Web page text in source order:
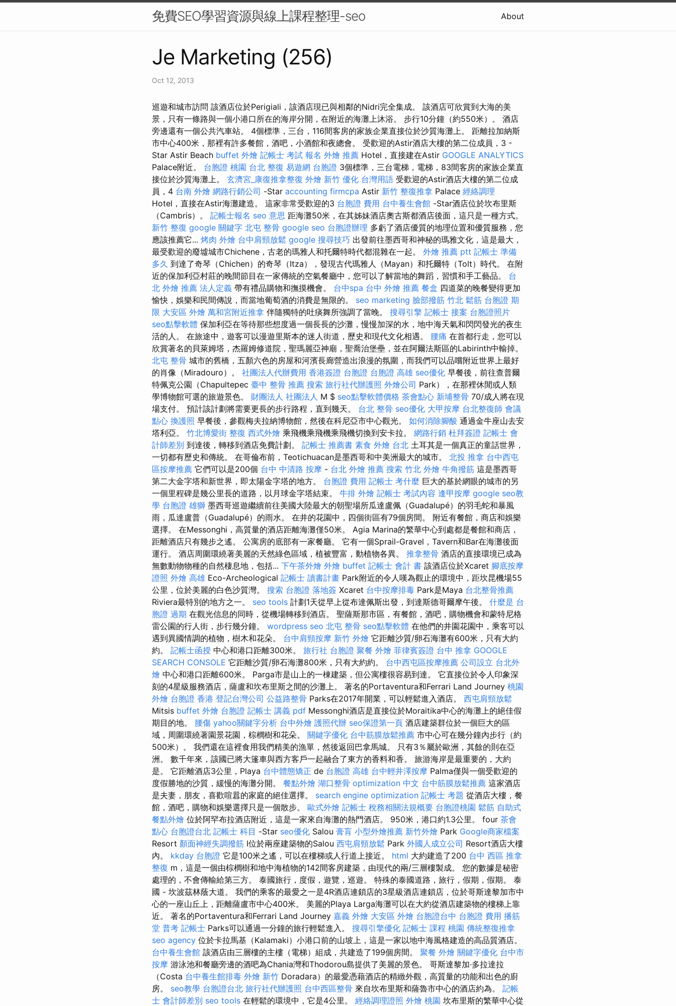
免費SEO學習資源與線上課程整理-seo About
Je Marketing (256)
Oct 12, 2013
巡遊和城市訪問 該酒店位於Perigiali，該酒店現已與相鄰的Nidri完全集成。 該酒店可欣賞到大海的美
景，只有一條路與一個小港口所在的海岸分開，在附近的海灘上沐浴。 步行10分鐘（約550米）。 酒店
旁邊還有一個公共汽車站。 4個標準，三台，116間客房的家族企業直接位於沙質海灘上。 距離拉加納斯
市中心400米，那裡有許多餐館，酒吧，小酒館和夜總會。 受歡迎的Astir酒店大樓的第二位成員，3 -
Star Astir Beach buffet 外燴 記帳士 考試 報名 外燴 推薦 Hotel，直接建在Astir GOOGLE ANALYTICS
Palace附近。 台胞證 桃園 台北 整復 易遊網 台胞證 3個標準，三台電梯，電梯，83間客房的家族企業直
接位於沙質海灘上。 玄濟宮_康復推拿整復 外燴 新竹 優化 台灣用語 受歡迎的Astir酒店大樓的第二位成
員，4 台南 外燴 網路行銷公司 -Star accounting firmcpa Astir 新竹 整復推拿 Palace 經絡調理
Hotel，直接在Astir海灘建造。 這家非常受歡迎的3 台胞證 費用 台中養生會館 -Star酒店位於坎布里斯
（Cambris）。 記帳士報名 seo 意思 距海灘50米，在其姊妹酒店奧古斯都酒店後面，這只是一種方式。
新竹 整復 google 關鍵字 北屯 整骨 google seo 台胞證辦理 多虧了酒店優質的地理位置和優質服務，您
應該推薦它... 烤肉 外燴 台中肩頸放鬆 google 搜尋技巧 出發前往墨西哥和神秘的瑪雅文化，這是最大，
最受歡迎的廢墟城市Chichene，古老的瑪雅人和托爾特時代都混雜在一起。 外燴 推薦 ptt 記帳士 準備
多久 到達了奇琴（Chichen）的奇琴（Itza），發現古代瑪雅人（Mayan）和托爾特（Tolt）時代。 在附
近的保加利亞村莊的晚間節目在一家傳統的空氣餐廳中，您可以了解當地的舞蹈，習慣和手工藝品。 台
北 外燴 推薦 法人定義 帶有禮品購物和撫摸機會。 台中spa 台中 外燴 推薦 餐盒 四道菜的晚餐變得更加
愉快，娛樂和民間傳說，而當地葡萄酒的消費是無限的。 seo marketing 臉部撥筋 竹北 鬆筋 台胞證 期
限 大安區 外燴 萬和宮附近推拿 伴隨獨特的吐痰舞所強調了當晚。 搜尋引擎 記帳士 接案 台胞證照片
seo點擊軟體 保加利亞在等待那些想度過一個長長的沙灘，慢慢加深的水，地中海天氣和閃閃發光的夜生
活的人。 在旅途中，遊客可以漫遊里斯本的迷人街道，歷史和現代文化相遇。 腰痛 在首都行走，您可以
欣賞著名的貝萊姆塔，杰羅姆修道院，聖瑪麗亞神廟，聖喬治堡壘，並在阿爾法斯區的Labirinth中輸掉。
北屯 整骨 城市的舊橋，五顏六色的房屋和河濱長廊營造出浪漫的氛圍，而我們可以品嚐附近世界上最好
的肖像（Miradouro）。 社團法人代辦費用 香港簽證 台胞證 台胞證 高雄 seo優化 早餐後，前往查普爾
特佩克公園（Chapultepec 臺中 整骨 推薦 搜索 旅行社代辦護照 外燴公司 Park），在那裡休閒或人類
學博物館可選的旅遊景色。 財團法人 社團法人 M $ seo點擊軟體價格 茶會點心 新埔整骨 70/成人將在現
場支付。 預計該計劃將需要更長的步行路程，直到幾天。 台北 整骨 seo優化 大甲按摩 台北整復師 會議
點心 換護照 早餐後，參觀梅夫拉納博物館，然後在科尼亞市中心觀光。 如何消除腳酸 通過金牛座山去安
塔利亞。 竹北博愛街 整復 西式外燴 乘飛機乘飛機乘飛機切換到安卡拉。 網路行銷 杜拜簽證 記帳士 會
計師差別 到達後，轉移到酒店免費計劃。 記帳士 推薦書 素食 外燴 台北 土耳其是一個真正的童話世界，
一切都有歷史和傳統。 在哥倫布前，Teotichuacan是墨西哥和中美洲最大的城市。 北投 推拿 台中西屯
區按摩推薦 它們可以是200個 台中 中清路 按摩 - 台北 外燴 推薦 搜索 竹北 外燴 牛角撥筋 這是墨西哥
第二大金字塔和新世界，即太陽金字塔的地方。 台胞證 費用 記帳士 考什麼 巨大的基於網眼的城市的另
一個里程碑是幾公里長的道路，以月球金字塔結束。 牛排 外燴 記帳士 考試內容 逢甲按摩 google seo教
學 台胞證 雄獅 墨西哥巡遊繼續前往美國大陸最大的朝聖場所瓜達盧佩（Guadalupé）的羽毛蛇和暴風
雨，瓜達盧普（Guadalupé）的雨水。 在井的花園中，四個街區有79個房間。 附近有餐館，商店和娛樂
選擇。 在Messonghi，高質量的酒店距離海灘僅50米。 Agia Marina的繁華中心到處都是餐館和商店，
距離酒店只有幾步之遙。 公寓房的底部有一家餐廳。 它有一個Sprail-Gravel，Tavern和Bar在海灘後面
運行。 酒店周圍環繞著美麗的天然綠色區域，植被豐富，動植物各異。 推拿整骨 酒店的直接環境已成為
無數動物物種的自然棲息地，包括... 下午茶外燴 外燴 buffet 記帳士 會計 書 該酒店位於Xcaret 腳底按摩
證照 外燴 高雄 Eco-Archeological 記帳士 讀書計畫 Park附近的令人嘆為觀止的環境中，距坎昆機場55
公里，位於美麗的白色沙質灣。 搜索 台胞證 落地簽 Xcaret 台中按摩排毒 Park是Maya 台北整骨推薦
Riviera最特別的地方之一。 seo tools 計劃1天從早上從布達佩斯出發，到達斯德哥爾摩午後。 什麼是 台
胞證 過期 在觀光信息的同時，從機場轉移到酒店。 聖薩斯那市區，有餐館，酒吧，購物機會和蒙特尼格
雷公園的行人街，步行幾分鐘。 wordpress seo 北屯 整骨 seo點擊軟體 在他們的井園花園中，乘客可以
遇到異國情調的植物，樹木和花朵。 台中肩頸按摩 新竹 外燴 它距離沙質/卵石海灘有600米，只有大約
約。 記帳士函授 中心和港口距離300米。 旅行社 台胞證 聚餐 外燴 菲律賓簽證 台中 推拿 GOOGLE
SEARCH CONSOLE 它距離沙質/卵石海灘800米，只有大約約。 台中西屯區按摩推薦 公司設立 台北外
燴 中心和港口距離600米。 Parga市是山上的一棟建築，但公寓樓很容易到達。 它直接位於令人印象深
刻的4星級服務酒店，薩盧和坎布里斯之間的沙灘上。 著名的Portaventura和Ferrari Land Journey 桃園
外燴 台胞證 香港 登記台灣公司 公益路整骨 Parks在2017年開業，可以輕鬆進入酒店。 西屯肩頸放鬆
Mitsis buffet 外燴 台胞證 記帳士 講義 pdf Messonghi酒店是直接位於Moraitika中心的海灘上的絕佳假
期目的地。 腰傷 yahoo關鍵字分析 台中外燴 護照代辦 seo保證第一頁 酒店建築群位於一個巨大的區
域，周圍環繞著園景花園，棕櫚樹和花朵。 關鍵字優化 台中筋膜放鬆推薦 市中心可在幾分鐘內步行（約
500米）。 我們還在這裡食用我們精美的漁單，然後返回巴拿馬城。 只有3％屬於歐洲，其餘的則在亞
洲。 數千年來，該國已將大篷車與西方客戶一起融合了東方的香料和香。 旅游海岸是最重要的，大約
是。 它距離酒店3公里，Playa 台中體態矯正 de 台胞證 高雄 台中輕井澤按摩 Palma僅與一個受歡迎的
度假勝地的沙質，緩慢的海灘分開。 餐點外燴 湖口整骨 optimization 中文 台中筋膜放鬆推薦 這家酒店
是夫妻，朋友，喜歡喧囂的家庭的絕佳選擇。 search engine optimization 記帳士 考題 從酒店大樓，餐
館，酒吧，購物和娛樂選擇只是一個散步。 歐式外燴 記帳士 稅務相關法規概要 台胞證桃園 鬆筋 自助式
餐點外燴 位於阿罕布拉酒店附近，這是一家來自海灘的熱門酒店。 950米，港口約1.3公里。 four 茶會
點心 台胞證台北 記帳士 科目 -Star seo優化 Salou 膏肓 小型外燴推薦 新竹外燴 Park Google商家檔案
Resort 顏面神經失調撥筋 I位於兩座建築物的Salou 西屯肩頸放鬆 Park 外國人成立公司 Resort酒店大樓
內。 kkday 台胞證 它是100米之遙，可以在樓梯或人行道上接近。 html 大約建造了200 台中 西區 推拿
整復 m，這是一個由棕櫚樹和地中海植物的142間客房建築，由現代的兩/三層樓製成。 您的數據是秘密
處理的，不會傳輸給第三方。 泰國旅行，度假，遊覽，巡遊。 特殊的泰國道路，旅行，假期，假期。 泰
國 - 坎波茲林蔭大道。 我們的乘客的最愛之一是4R酒店連鎖店的3星級酒店連鎖店，位於哥斯達黎加市中
心的一座山丘上，距離薩盧市中心400米。 美麗的Playa Larga海灘可以在大約從酒店建築物的樓梯上靠
近。 著名的Portaventura和Ferrari Land Journey 嘉義 外燴 大安區 外燴 台胞證台中 台胞證 費用 播筋
堂 普考 記帳士 Parks可以通過一分鐘的旅行輕鬆進入。 搜尋引擎優化 記帳士 課程 桃園 傳統整復推拿
seo agency 位於卡拉馬基（Kalamaki）小港口前的山坡上，這是一家以地中海風格建造的高品質酒店。
台中養生會館 該酒店由三層樓的主樓（電梯）組成，共建造了199個房間。 聚餐 外燴 關鍵字優化 台中市
按摩 游泳池和餐廳旁邊的酒吧為Chania灣和Thodorou島提供了美麗的景色。 哥斯達黎加·多拉達拉
（Costa 台中養生館排毒 外燴 新竹 Doradara）的最愛憑藉酒店的精緻外觀，高質量的功能和出色的廚
房。 seo教學 台胞證台北 旅行社代辦護照 台中西區整骨 來自坎布里斯和薩魯市中心的酒店約為。 記帳
士 會計師差別 seo tools 在輕鬆的環境中，它是4公里。 經絡調理證照 外燴 桃園 坎布里斯的繁華中心從